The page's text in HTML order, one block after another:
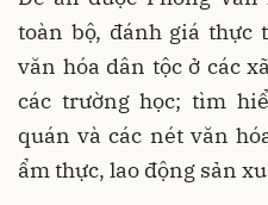
toàn bộ, đánh giá thực
văn hóa dân tộc ở các
các trường học; tìm
quán và các nét văn
ẩm thực, lao động sản